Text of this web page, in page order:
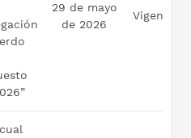
29 de mayo
de 2026
Vigente